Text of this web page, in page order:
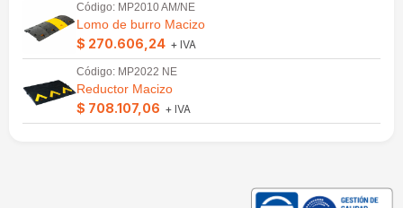
Código: MP2010 AM/NE
Lomo de burro Macizo
$ 270.606,24 + IVA
Código: MP2022 NE
Reductor Macizo
$ 708.107,06 + IVA